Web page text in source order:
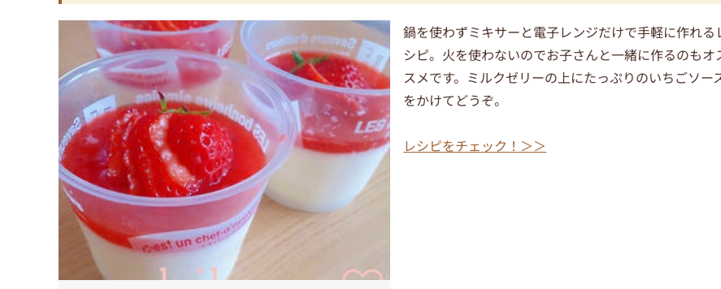
鍋を使わずミキサーと電子レンジだけで手軽に作れる
シピ。火を使わないのでお子さんと一緒に作るのもオ
スメです。ミルクゼリーの上にたっぷりのいちごソー
をかけてどうぞ。
レシピをチェック！＞＞